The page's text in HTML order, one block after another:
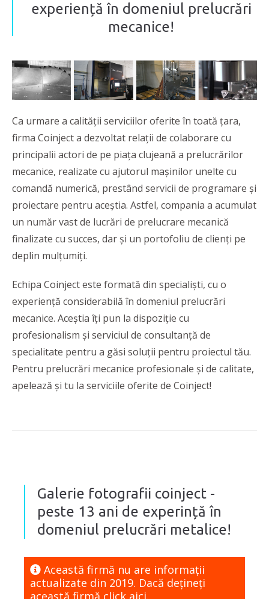
experiență în domeniul prelucrări
mecanice!
Ca urmare a calității serviciilor oferite în toată țara,
firma Coinject a dezvoltat relații de colaborare cu
principalii actori de pe piața clujeană a prelucrărilor
mecanice, realizate cu ajutorul mașinilor unelte cu
comandă numerică, prestând servicii de programare și
proiectare pentru aceștia. Astfel, compania a acumulat
un număr vast de lucrări de prelucrare mecanică
finalizate cu succes, dar și un portofoliu de clienți pe
deplin mulțumiți.
Echipa Coinject este formată din specialiști, cu o
experiență considerabilă în domeniul prelucrări
mecanice. Aceștia îți pun la dispoziție cu
profesionalism și serviciul de consultanță de
specialitate pentru a găsi soluții pentru proiectul tău.
Pentru prelucrări mecanice profesionale și de calitate,
apelează și tu la serviciile oferite de Coinject!
Galerie fotografii coinject -
peste 13 ani de experință în
domeniul prelucrări metalice!
Această firmă nu are informaţii
actualizate din 2019. Dacă dețineți
această firmă click aici.